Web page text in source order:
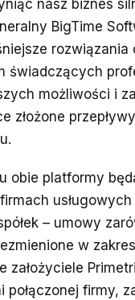
nasz biznes
BigTime
świadczących
możliwości i
złożone
obie platformy
– umowy
w
założyciele
połączonej firmy,